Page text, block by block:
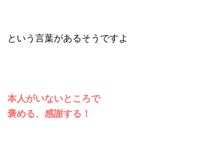
という言葉があるそうですよ
本人がいないところで
褒める、感謝する！